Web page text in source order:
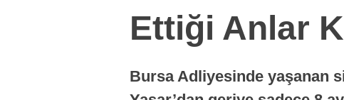
Ettiği Anlar
Bursa Adliyesinde yaşanan